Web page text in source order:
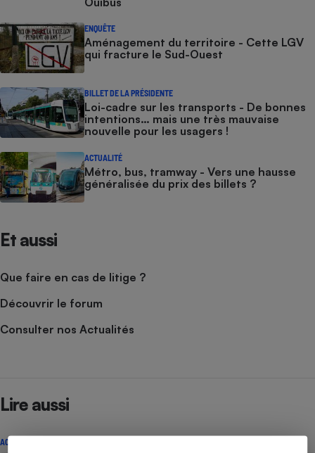
ENQUÊTE
Aménagement du territoire - Cette LGV
qui fracture le Sud-Ouest
BILLET DE LA PRÉSIDENTE
Loi-cadre sur les transports - De bonnes
intentions… mais une très mauvaise
nouvelle pour les usagers !
ACTUALITÉ
Métro, bus, tramway - Vers une hausse
généralisée du prix des billets ?
Et aussi
Que faire en cas de litige ?
Découvrir le forum
Consulter nos Actualités
Lire aussi
ACTUALITÉ